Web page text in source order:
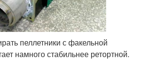
пеллетники с факельной
намного стабильнее ретортной.